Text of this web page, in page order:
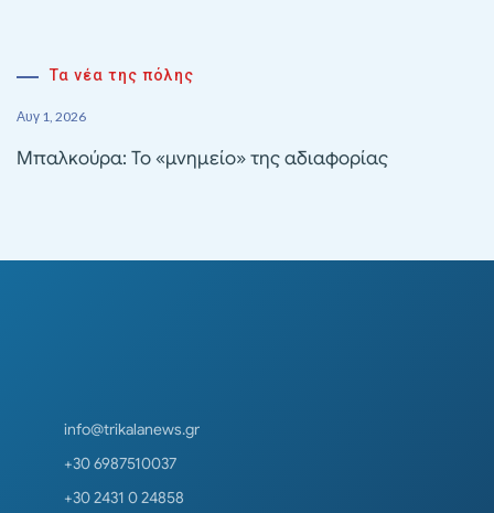
Τα νέα της πόλης
Αυγ 1, 2026
Μπαλκούρα: Το «μνημείο» της αδιαφορίας
info@trikalanews.gr
+30 6987510037
+30 2431 0 24858